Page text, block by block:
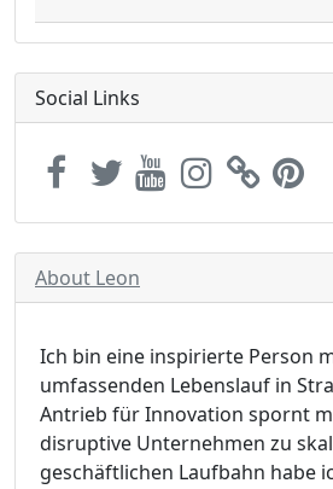
Social Links
About Leon
Ich bin eine inspirierte Person
umfassenden Lebenslauf in
Antrieb für Innovation spornt
disruptive Unternehmen zu
geschäftlichen Laufbahn habe